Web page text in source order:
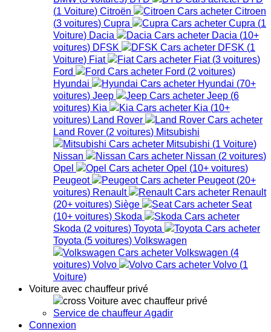
(1 Voiture) Citroën
Citroen
(3 voitures) Cupra Cupra (1
Voiture) Dacia Dacia (10+
voitures) DFSK DFSK (1
Voiture) Fiat Fiat (3 voitures)
Ford
Ford (2 voitures)
Hyundai
Hyundai (70+
voitures) Jeep Jeep (6
voitures) Kia Kia (10+
voitures) Land Rover
Land Rover (2 voitures) Mitsubishi
Mitsubishi (1 Voiture)
Nissan
Nissan (2 voitures)
Opel
Opel (10+ voitures)
Peugeot
Peugeot (20+
voitures) Renault
Renault
(20+ voitures) Siège
Seat
(10+ voitures) Skoda
Skoda (2 voitures) Toyota
Toyota (5 voitures) Volkswagen
Volkswagen (4
voitures) Volvo Volvo (1
Voiture)
Voiture avec chauffeur privé
Voiture avec chauffeur privé
Service de chauffeur Agadir
Connexion